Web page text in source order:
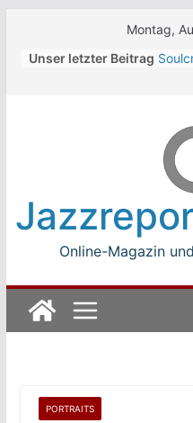
Montag,
Unser letzter Beitrag
The
Online-Magazin
PORTRAITS